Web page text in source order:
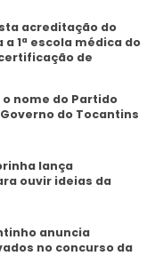
acreditação do
a 1ª escola médica do
de
nome do Partido
do Tocantins
lança
ouvir ideias da
anuncia
no concurso da